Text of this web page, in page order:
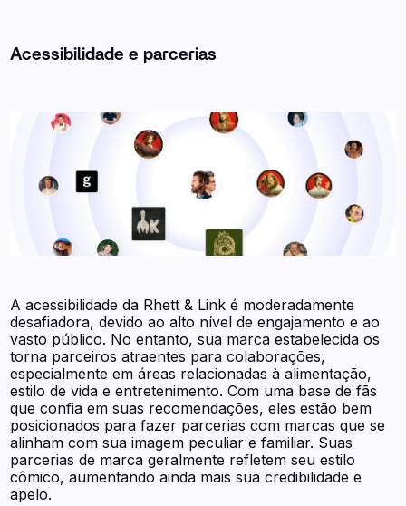
Acessibilidade e parcerias
A acessibilidade da Rhett & Link é moderadamente
desafiadora, devido ao alto nível de engajamento e ao
vasto público. No entanto, sua marca estabelecida os
torna parceiros atraentes para colaborações,
especialmente em áreas relacionadas à alimentação,
estilo de vida e entretenimento. Com uma base de fãs
que confia em suas recomendações, eles estão bem
posicionados para fazer parcerias com marcas que se
alinham com sua imagem peculiar e familiar. Suas
parcerias de marca geralmente refletem seu estilo
cômico, aumentando ainda mais sua credibilidade e
apelo.